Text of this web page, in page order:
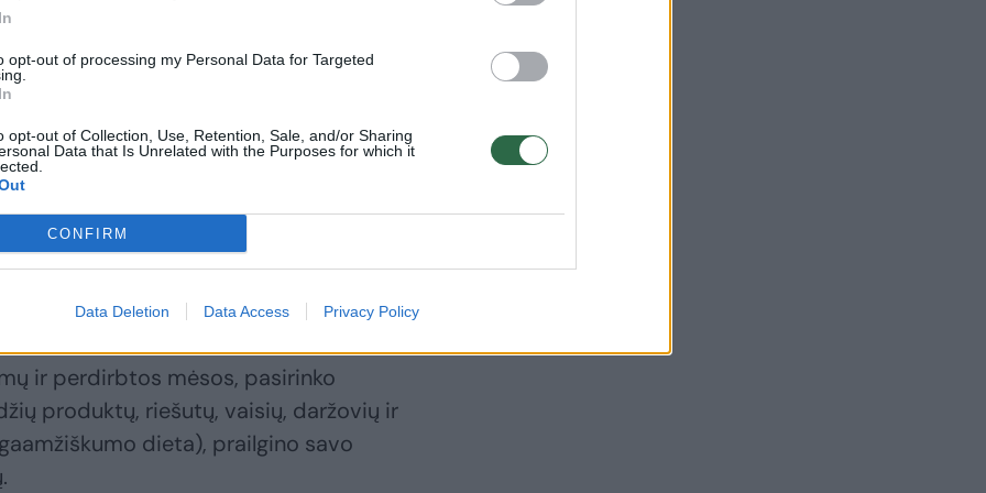
opt-out of processing my Personal Data for Targeted
opt-out of Collection, Use, Retention, Sale, and/or Sharing
Data that Is Unrelated with the Purposes for which it
CONFIRM
Data Deletion Data Access Privacy Policy
riešutus,
naudingus
ir
saujelės
dieną
ir perdirbtos mėsos, pasirinko
produktų, riešutų, vaisių, daržovių ir
dieta), prailgino savo